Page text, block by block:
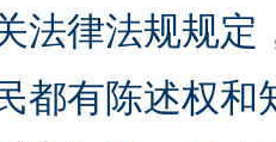
法律法规规
都有陈述权